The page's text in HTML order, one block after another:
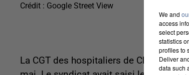
Crédit : Google Street View
La CGT des hospitaliers de Chartres
We and
access
select
statistics
profiles to
Deliver
data such